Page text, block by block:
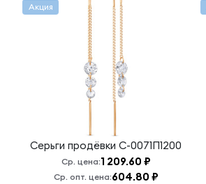
Серьги продёвки С-0071П1200
Ср. цена:1 209.60 ₽
Ср. опт. цена:604.80 ₽
Акция